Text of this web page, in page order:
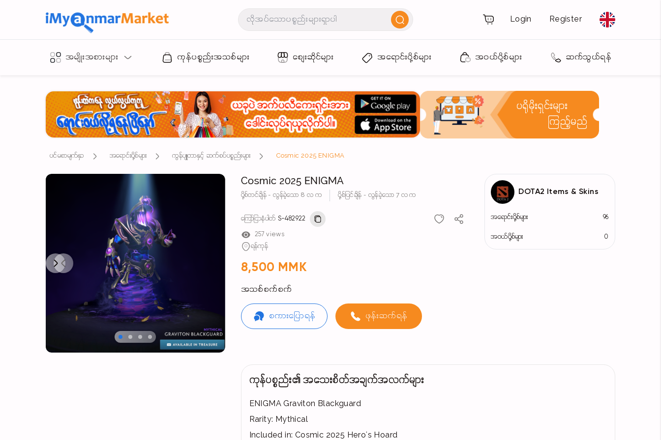
Login Register
အမျိုးအစားများ ကုန်ပစ္စည်းအသစ်များ စျေးဆိုင်များ အရောင်းပို့စ်များ အဝယ်ပို့စ်များ ဆက်သွယ်ရန်
ပရိုမိုးရှင်းများ
ကြည့်မည်
ပင်မစာမျက်နှာ အရောင်းပို့စ်များ ကွန်ပျူတာနှင့် ဆက်စပ်ပစ္စည်းများ Cosmic 2025 ENIGMA
Previous
Next
Cosmic 2025 ENIGMA
ပို့စ်တင်ချိန် - လွန်ခဲ့သော 8 လ က ပို့စ်ပြင်ချိန် - လွန်ခဲ့သော 7 လ က
ကြော်ငြာနံပါတ် S-482922
257 views
ရန်ကုန်
8,500 MMK
အသစ်စက်စက်
စကားပြောရန် ဖုန်းဆက်ရန်
DOTA2 Items & Skins
အရောင်းပို့စ်များ 96
အဝယ်ပို့စ်များ 0
ကုန်ပစ္စည်း၏ အသေးစိတ်အချက်အလက်များ
ENIGMA Graviton Blackguard
Rarity: Mythical
Included in: Cosmic 2025 Hero's Hoard